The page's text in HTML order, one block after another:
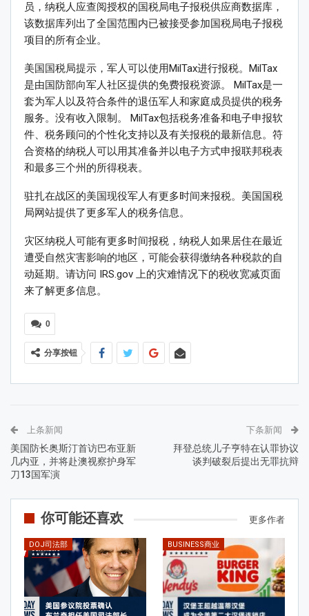
员，纳税人应查阅授权的国税局电子报税供应商数据库，
该数据库列出了全国范围内已被接受参加国税局电子报税
项目的所有企业。
美国国税局提示，军人可以使用MilTax进行报税。MilTax
是由国防部向军人社区提供的免费报税资源。 MilTax是一
套为军人以及符合条件的退伍军人和家庭成员提供的税务
服务。没有收入限制。 MilTax包括税务准备和电子申报软
件、税务顾问的个性化支持以及有关报税的最新信息。符
合资格的纳税人可以用其准备并以电子方式申报联邦税表
和最多三个州的所得税表。
驻扎在战区的美国现役军人有更多时间来报税。美国国税
局网站提供了更多军人的税务信息。
灾区纳税人可能有更多时间报税，纳税人如果居住在最近
遭受自然灾害影响的地区，可能会获得缴纳各种税款的自
动延期。请访问 IRS.gov 上的灾难情况下的税收宽减页面
来了解更多信息。
0
分享按钮
上条新闻
美国防长奥斯汀首访巴布亚新
几内亚，并将赴澳视察护身军
刀13国军演
下条新闻
拜登总统儿子亨特在认罪协议
谈判破裂后提出无罪抗辩
你可能还喜欢 更多作者
DOJ司法部 BUSINESS商业